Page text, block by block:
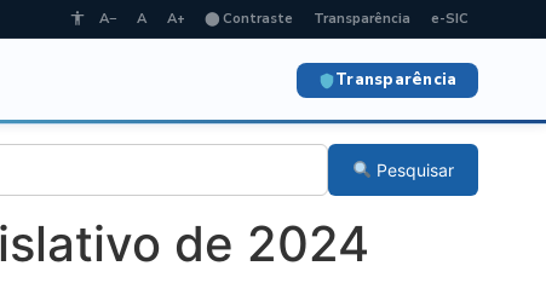
A− A A+ ⬤ Contraste Transparência e-SIC
Transparência
Pesquisar
de 2024